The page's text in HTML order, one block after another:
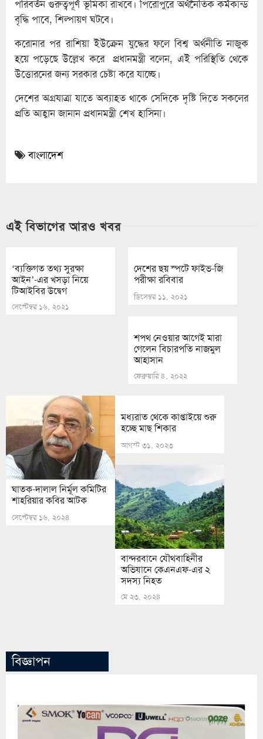
পরিবর্তন গুরুত্বপূর্ণ ভূমিকা রাখবে। পিরোপুরে অর্থনৈতিক কর্মকান্ড
বৃদ্ধি পাবে, শিল্পায়ণ ঘটবে।
করোনার পর রাশিয়া ইউক্রেন যুদ্ধের ফলে বিশ্ব অর্থনীতি নাজুক
হয়ে পড়েছে উল্লেখ করে প্রধানমন্ত্রী বলেন, এই পরিস্থিতি থেকে
উত্তোরনের জন্য সরকার চেষ্টা করে যাচ্ছে।
দেশের অগ্রযাত্রা যাতে অব্যাহত থাকে সেদিকে দৃষ্টি দিতে সকলের
প্রতি আহ্বান জানান প্রধানমন্ত্রী শেখ হাসিনা।
বাংলাদেশ
এই বিভাগের আরও খবর
‘ব্যক্তিগত তথ্য সুরক্ষা
আইন’-এর খসড়া নিয়ে
টিআইবির উদ্বেগ
সেপ্টেম্বর ১৬, ২০২১
দেশের ছয় স্পটে ফাইভ-জি
পরীক্ষা রবিবার
ডিসেম্বর ১১, ২০২১
শপথ নেওয়ার আগেই মারা
গেলেন বিচারপতি নাজমুল
আহাসান
ফেব্রুয়ারি ৪, ২০২২
ঘাতক-দালাল নির্মূল কমিটির
শাহরিয়ার কবির আটক
সেপ্টেম্বর ১৬, ২০২৪
মধ্যরাত থেকে কাপ্তাইয়ে শুরু
হচ্ছে মাছ শিকার
আগস্ট ৩১, ২০২৩
বান্দরবানে যৌথবাহিনীর
অভিযানে কেএনএফ-এর ২
সদস্য নিহত
মে ২৩, ২০২৪
বিজ্ঞাপন